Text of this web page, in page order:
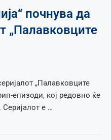
почнува да
„Палавкoвците
„Палавковците
епизоди, кој редовно ќе
Серијалот е …